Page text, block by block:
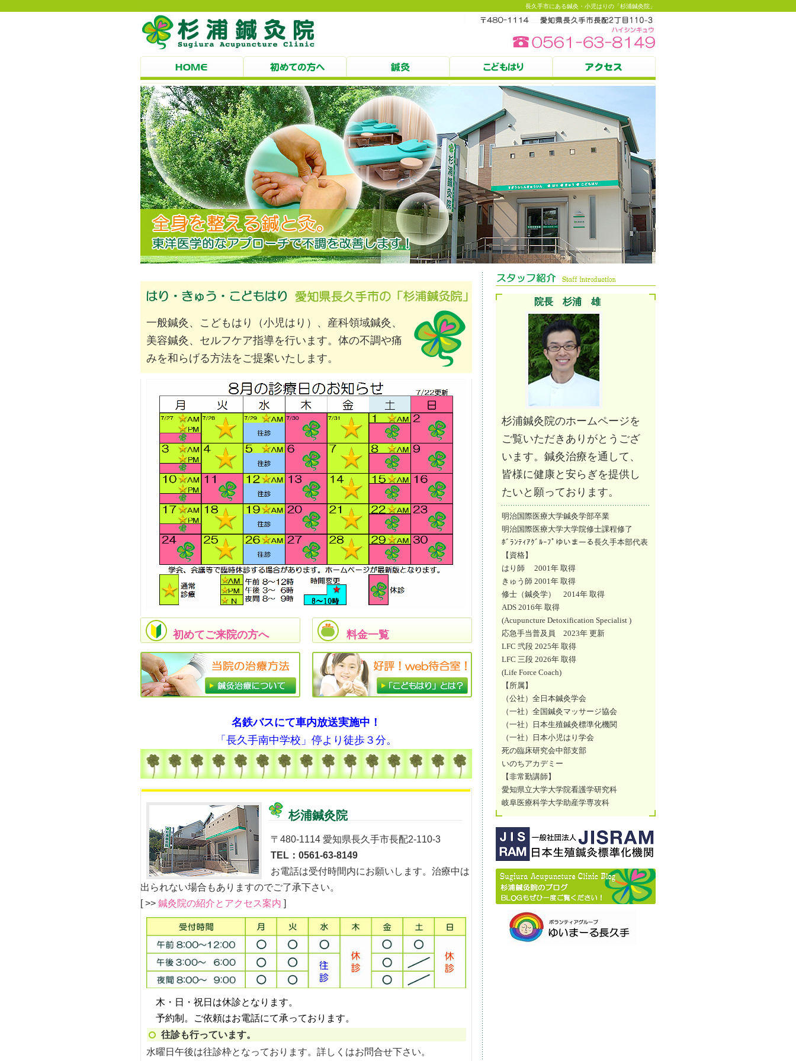
長久手市にある鍼灸・小児はりの「杉浦鍼灸院」
一般鍼灸、こどもはり（小児はり）、産科領域鍼灸、
美容鍼灸、セルフケア指導を行います。体の不調や痛
みを和らげる方法をご提案いたします。
初めてご来院の方へ 料金一覧
名鉄バスにて車内放送実施中！
「長久手南中学校」停より徒歩３分。
杉浦鍼灸院
〒480-1114 愛知県長久手市長配2-110-3
TEL：0561-63-8149
お電話は受付時間内にお願いします。治療中は
出られない場合もありますのでご了承下さい。
[ >> 鍼灸院の紹介とアクセス案内 ]
木・日・祝日は休診となります。
予約制。ご依頼はお電話にて承っております。
往診も行っています。
水曜日午後は往診枠となっております。詳しくはお問合せ下さい。
院長 杉浦 雄
杉浦鍼灸院のホームページを
ご覧いただきありがとうござ
います。鍼灸治療を通して、
皆様に健康と安らぎを提供し
たいと願っております。
明治国際医療大学鍼灸学部卒業
明治国際医療大学大学院修士課程修了
ﾎﾞﾗﾝﾃｨｱｸﾞﾙｰﾌﾟゆいまーる長久手本部代表
【資格】
はり師 2001年 取得
きゅう師 2001年 取得
修士（鍼灸学） 2014年 取得
ADS 2016年 取得
(Acupuncture Detoxification Specialist )
応急手当普及員 2023年 更新
LFC 弐段 2025年 取得
LFC 三段 2026年 取得
(Life Force Coach)
【所属】
（公社）全日本鍼灸学会
（一社）全国鍼灸マッサージ協会
（一社）日本生殖鍼灸標準化機関
（一社）日本小児はり学会
死の臨床研究会中部支部
いのちアカデミー
【非常勤講師】
愛知県立大学大学院看護学研究科
岐阜医療科学大学助産学専攻科